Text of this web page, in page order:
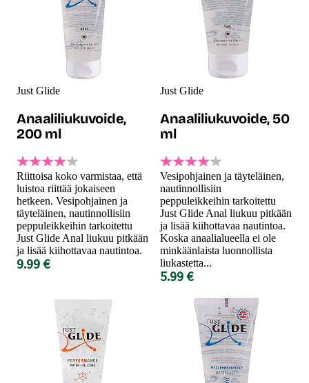
Just Glide
Anaaliliukuvoide,
200 ml
Riittoisa koko varmistaa, että
luistoa riittää jokaiseen
hetkeen. Vesipohjainen ja
täyteläinen, nautinnollisiin
peppuleikkeihin tarkoitettu
Just Glide Anal liukuu pitkään
ja lisää kiihottavaa nautintoa.
9.99 €
Just Glide
Anaaliliukuvoide, 50
ml
Vesipohjainen ja täyteläinen,
nautinnollisiin
peppuleikkeihin tarkoitettu
Just Glide Anal liukuu pitkään
ja lisää kiihottavaa nautintoa.
Koska anaalialueella ei ole
minkäänlaista luonnollista
liukastetta...
5.99 €